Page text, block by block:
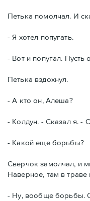
Петька помолчал. И
- Я хотел попугать.
- Вот и попугал. Пусть
Петька вздохнул.
- А кто он, Алеша?
- Колдун. - Сказал я. -
- Какой еще борьбы?
Сверчок замолчал, и
Наверное, там в
- Ну, вообще борьбы.